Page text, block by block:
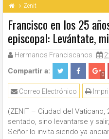
Zenit
Francisco en los 25
episcopal: Levántate,
Hermanos Franciscanos
Compartir a: 0
Correo Electrónico
(ZENIT – Ciudad del Vaticano,
sentado, sino levantarse y
Señor lo invita siendo ya